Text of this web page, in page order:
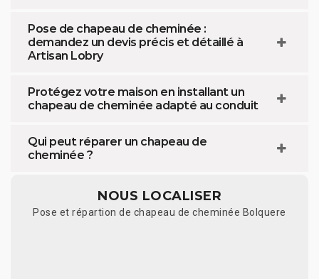
Pose de chapeau de cheminée :
demandez un devis précis et détaillé à
Artisan Lobry
Protégez votre maison en installant un
chapeau de cheminée adapté au conduit
Qui peut réparer un chapeau de
cheminée ?
NOUS LOCALISER
Pose et répartion de chapeau de cheminée Bolquere